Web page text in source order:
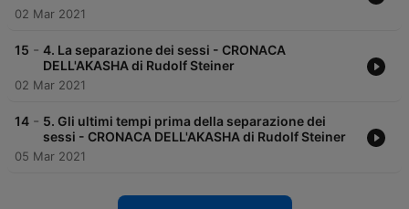
02 Mar 2021
15 - 4. La separazione dei sessi - CRONACA
DELL'AKASHA di Rudolf Steiner
02 Mar 2021
14 - 5. Gli ultimi tempi prima della separazione dei
sessi - CRONACA DELL'AKASHA di Rudolf Steiner
05 Mar 2021